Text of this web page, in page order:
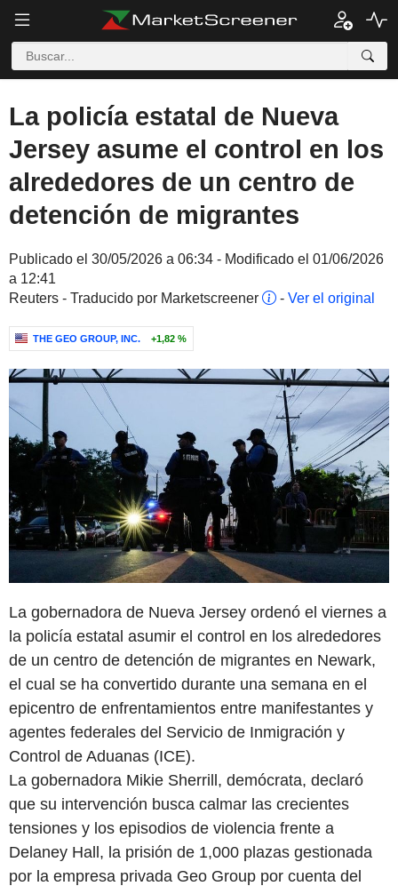
La policía estatal de Nueva
Jersey asume el control en los
alrededores de un centro de
detención de migrantes
Publicado el 30/05/2026 a 06:34 - Modificado el 01/06/2026
a 12:41
Reuters - Traducido por Marketscreener
- Ver el original
THE GEO GROUP, INC. +1,82 %
La gobernadora de Nueva Jersey ordenó el viernes a
la policía estatal asumir el control en los alrededores
de un centro de detención de migrantes en Newark,
el cual se ha convertido durante una semana en el
epicentro de enfrentamientos entre manifestantes y
agentes federales del Servicio de Inmigración y
Control de Aduanas (ICE).
La gobernadora Mikie Sherrill, demócrata, declaró
que su intervención busca calmar las crecientes
tensiones y los episodios de violencia frente a
Delaney Hall, la prisión de 1,000 plazas gestionada
por la empresa privada Geo Group por cuenta del